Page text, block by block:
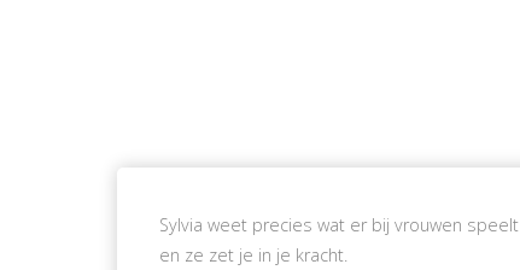
Sylvia weet precies wat er bij vrouwen speelt
en ze zet je in je kracht.